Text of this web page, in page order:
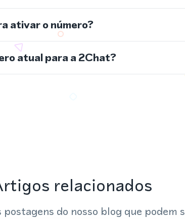
ativar o número?
atual para a 2Chat?
relacionados
do nosso blog que podem